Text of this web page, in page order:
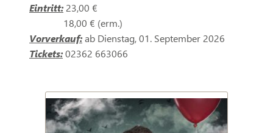
Eintritt:23,00 €
18,00 € (erm.)
Vorverkauf:ab Dienstag, 01. September 2026
Tickets:02362 663066